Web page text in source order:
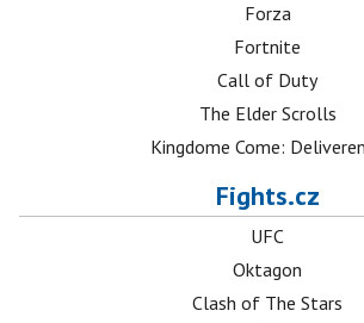
Forza
Fortnite
Call of Duty
The Elder Scrolls
Kingdome Come:
Fights.cz
UFC
Oktagon
Clash of The Stars